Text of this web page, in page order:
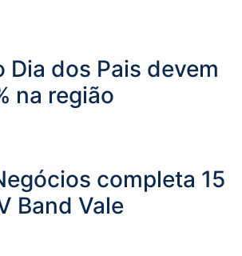
Dia dos Pais devem
na região
completa 15
Band Vale